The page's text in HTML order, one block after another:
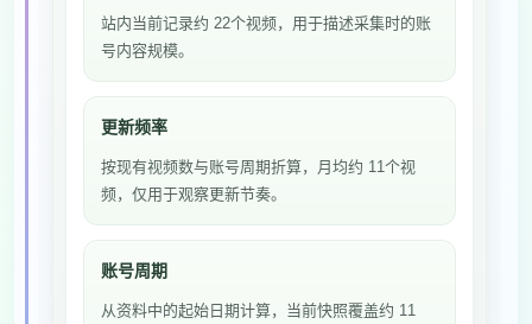
站内当前记录约 22个视频，用于描述采集时的账
号内容规模。
更新频率
按现有视频数与账号周期折算，月均约 11个视
频，仅用于观察更新节奏。
账号周期
从资料中的起始日期计算，当前快照覆盖约 11